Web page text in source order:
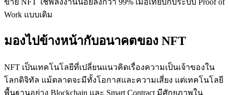
Work แบบเดิม
มองไปข้างหน้ากับอนาคตของ NFT
NFT เป็นเทคโนโลยีที่เปลี่ยนแนวคิดเรื่องความเป็นเจ้าของใน
โลกดิจิทัล แม้ตลาดจะมีทั้งโอกาสและความเสี่ยง แต่เทคโนโลยี
พื้นฐานอย่าง Blockchain และ Smart Contract มีศักยภาพใน